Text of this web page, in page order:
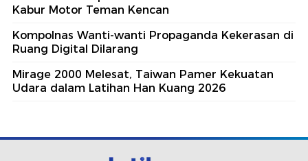
Kabur Motor Teman Kencan
Kompolnas Wanti-wanti Propaganda Kekerasan di
Ruang Digital Dilarang
Mirage 2000 Melesat, Taiwan Pamer Kekuatan
Udara dalam Latihan Han Kuang 2026